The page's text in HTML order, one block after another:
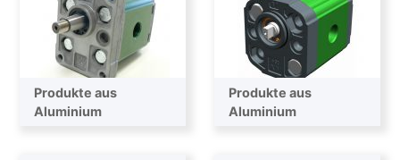
Produkte aus
Aluminium
Produkte aus
Aluminium